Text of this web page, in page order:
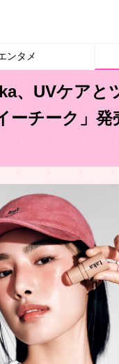
ンタメ
、UVケア
ーチーク」